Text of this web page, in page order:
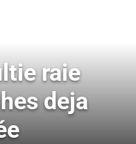
raie
deja